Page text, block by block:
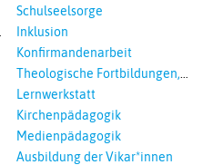
Schulseelsorge
Inklusion
Konfirmandenarbeit
Theologische Fortbildungen,
Ökumenisches und Interreligöses
Lernwerkstatt
Kirchenpädagogik
Medienpädagogik
Ausbildung der Vikar*innen